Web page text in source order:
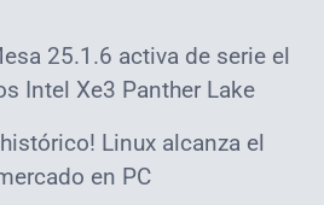
25.1.6 activa de serie el
Intel Xe3 Panther Lake
Linux alcanza el
en PC